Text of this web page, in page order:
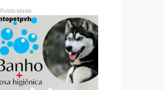
Publicidade